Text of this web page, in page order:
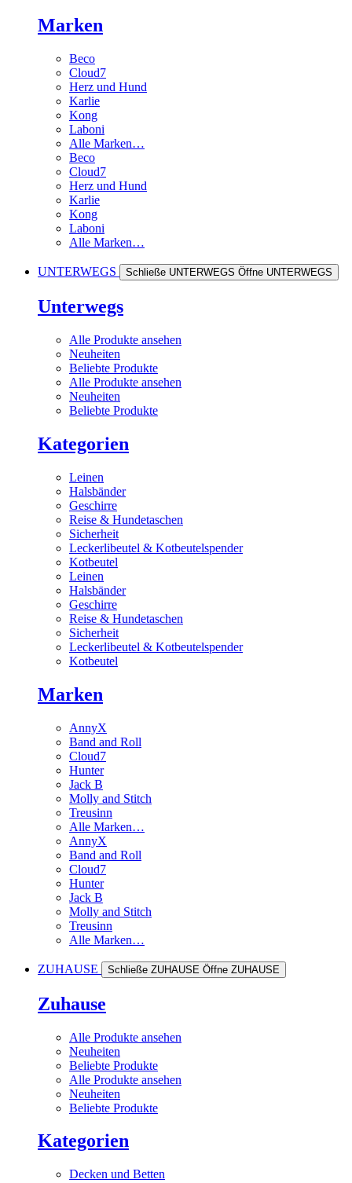
Marken
Beco
Cloud7
Herz und Hund
Karlie
Kong
Laboni
Alle Marken…
Beco
Cloud7
Herz und Hund
Karlie
Kong
Laboni
Alle Marken…
UNTERWEGS Schließe UNTERWEGS Öffne UNTERWEGS
Unterwegs
Alle Produkte ansehen
Neuheiten
Beliebte Produkte
Alle Produkte ansehen
Neuheiten
Beliebte Produkte
Kategorien
Leinen
Halsbänder
Geschirre
Reise & Hundetaschen
Sicherheit
Leckerlibeutel & Kotbeutelspender
Kotbeutel
Leinen
Halsbänder
Geschirre
Reise & Hundetaschen
Sicherheit
Leckerlibeutel & Kotbeutelspender
Kotbeutel
Marken
AnnyX
Band and Roll
Cloud7
Hunter
Jack B
Molly and Stitch
Treusinn
Alle Marken…
AnnyX
Band and Roll
Cloud7
Hunter
Jack B
Molly and Stitch
Treusinn
Alle Marken…
ZUHAUSE Schließe ZUHAUSE Öffne ZUHAUSE
Zuhause
Alle Produkte ansehen
Neuheiten
Beliebte Produkte
Alle Produkte ansehen
Neuheiten
Beliebte Produkte
Kategorien
Decken und Betten